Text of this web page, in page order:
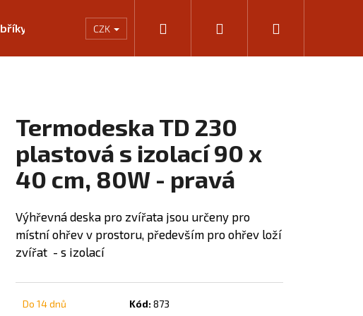
Rámování Kalkulačka výkonu infrapanelů
CZK Přihlášení
Termodeska TD 230
plastová s izolací 90 x
40 cm, 80W - pravá
Výhřevná deska pro zvířata jsou určeny pro
místní ohřev v prostoru, především pro ohřev loží
zvířat - s izolací
Do 14 dnů Kód:873